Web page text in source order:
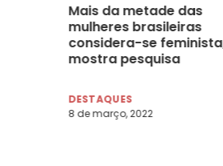
Mais da metade das
mulheres brasileiras
considera-se
mostra pesquisa
DESTAQUES
8 de março, 2022